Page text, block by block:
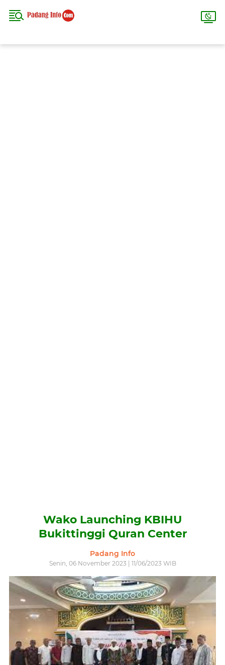
Wako Launching KBIHU
Bukittinggi Quran Center
Padang Info
Senin, 06 November 2023 | 11/06/2023 WIB